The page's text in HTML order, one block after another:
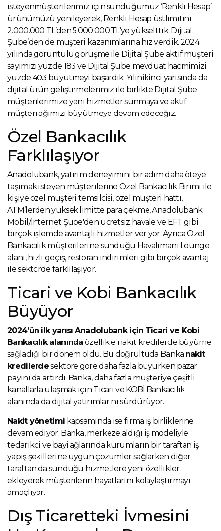
isteyenmüşterilerimiz için sunduğumuz ‘Renkli Hesap’
ürünümüzü yenileyerek, Renkli Hesap üstlimitini
2.000.000 TL’den 5.000.000 TL’ye yükselttik. Dijital
Şube’den de müşteri kazanımlarına hız verdik. 2024
yılında görüntülü görüşme ile Dijital Şube aktif müşteri
sayımızı yüzde 183 ve Dijital Şube mevduat hacmimizi
yüzde 403 büyütmeyi başardık. Yılınikinci yarısında da
dijital ürün geliştirmelerimiz ile birlikte Dijital Şube
müşterilerimize yeni hizmetler sunmaya ve aktif
müşteri ağımızı büyütmeye devam edeceğiz.
Özel Bankacılık
Farklılaşıyor
Anadolubank, yatırım deneyimini bir adım daha öteye
taşımak isteyen müşterilerine Özel Bankacılık Birimi ile
kişiye özel müşteri temsilcisi, özel müşteri hattı,
ATM’lerden yüksek limitte para çekme, Anadolubank
Mobil/İnternet Şube'den ücretsiz havale ve EFT gibi
birçok işlemde avantajlı hizmetler veriyor. Ayrıca Özel
Bankacılık müşterilerine sunduğu Havalimanı Lounge
alanı, hızlı geçiş, restoran indirimleri gibi birçok avantaj
ile sektörde farklılaşıyor.
Ticari ve Kobi Bankacılık
Büyüyor
2024’ün ilk yarısı Anadolubank için Ticari ve Kobi
Bankacılık alanında özellikle nakit kredilerde büyüme
sağladığı bir dönem oldu. Bu doğrultuda Banka nakit
kredilerdesektöre göre daha fazla büyürken pazar
payını da artırdı. Banka, daha fazla müşteriye çeşitli
kanallarla ulaşmak için Ticari ve KOBİ Bankacılık
alanında da dijital yatırımlarını sürdürüyor.
Nakit yönetimi kapsamında ise firma iş birliklerine
devam ediyor. Banka, merkeze aldığı iş modeliyle
tedarikçi ve bayi ağlarında kurumların bir taraftan iş
yapış şekillerine uygun çözümler sağlarken diğer
taraftan da sunduğu hizmetlere yeni özellikler
ekleyerek müşterilerin hayatlarını kolaylaştırmayı
amaçlıyor.
Dış Ticaretteki İvmesini